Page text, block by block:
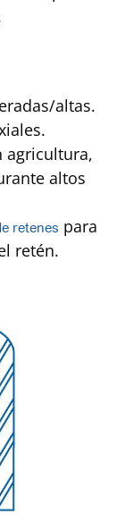
altas.
agricultura,
altos
retenes para
retén.